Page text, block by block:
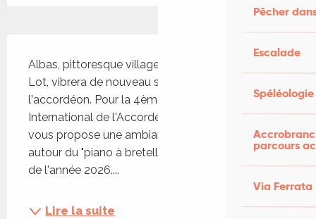
Pêcher
Escalade
Spéléologie
parcours
Via Ferrata
Albas, pittoresque village médiéval au bord du
Lot, vibrera de nouveau sous les sons de
l'accordéon. Pour la 4ème édition du Festival
International de l'Accordéon, l'association Triple A
vous propose une ambiance festive et joyeuse
autour du "piano à bretelles", nommé instrument
de l'année 2026....
Lire la suite